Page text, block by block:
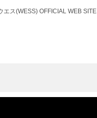
ス(WESS) OFFICIAL WEB SITE